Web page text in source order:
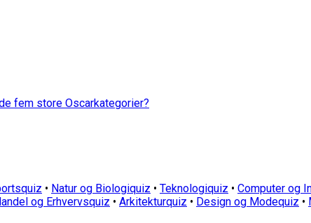
fem store Oscarkategorier?
• Natur og Biologiquiz • Teknologiquiz • Computer og
og Erhvervsquiz • Arkitekturquiz • Design og Modequiz •